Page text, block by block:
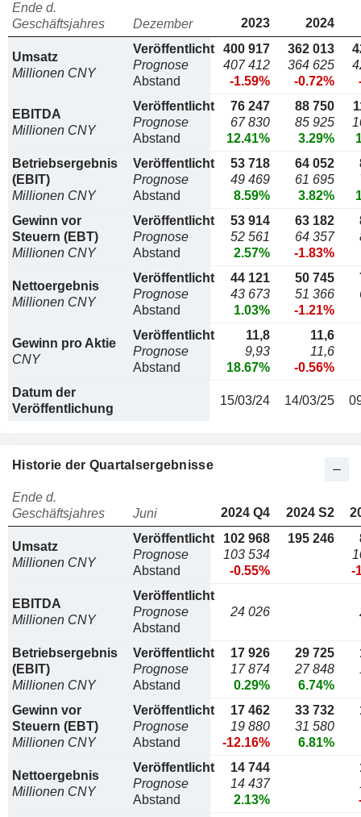
Ende d.
Geschäftsjahres
Dezember 2023 2024
Umsatz
Millionen CNY
Veröffentlicht
Prognose
Abstand
400 917
407 412
-1.59%
362 013
364 625
-0.72%
EBITDA
Millionen CNY
Veröffentlicht
Prognose
Abstand
76 247
67 830
12.41%
88 750
85 925
3.29%
Betriebsergebnis
(EBIT)
Millionen CNY
Veröffentlicht
Prognose
Abstand
53 718
49 469
8.59%
64 052
61 695
3.82%
Gewinn vor
Steuern (EBT)
Millionen CNY
Veröffentlicht
Prognose
Abstand
53 914
52 561
2.57%
63 182
64 357
-1.83%
Nettoergebnis
Millionen CNY
Veröffentlicht
Prognose
Abstand
44 121
43 673
1.03%
50 745
51 366
-1.21%
Gewinn pro Aktie
CNY
Veröffentlicht
Prognose
Abstand
11,8
9,93
18.67%
11,6
11,6
-0.56%
Datum der
Veröffentlichung
15/03/24 14/03/25
Historie der Quartalsergebnisse
Ende d.
Geschäftsjahres
Juni 2024 Q4 2024 S2
Umsatz
Millionen CNY
Veröffentlicht
Prognose
Abstand
102 968
103 534
-0.55%
195 246
-
EBITDA
Millionen CNY
Veröffentlicht
Prognose
Abstand
24 026
Betriebsergebnis
(EBIT)
Millionen CNY
Veröffentlicht
Prognose
Abstand
17 926
17 874
0.29%
29 725
27 848
6.74%
Gewinn vor
Steuern (EBT)
Millionen CNY
Veröffentlicht
Prognose
Abstand
17 462
19 880
-12.16%
33 732
31 580
6.81%
Nettoergebnis
Millionen CNY
Veröffentlicht
Prognose
Abstand
14 744
14 437
2.13%